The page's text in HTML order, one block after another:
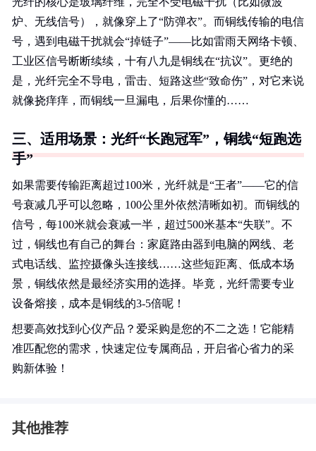
炉、无线信号），就像穿上了“防弹衣”。而铜线传输的电信
号，遇到电磁干扰就会“掉链子”——比如雷雨天网络卡顿、
工业区信号断断续续，十有八九是铜线在“抗议”。更绝的
是，光纤完全不导电，雷击、短路这些“致命伤”，对它来说
就像挠痒痒，而铜线一旦漏电，后果你懂的……
三、适用场景：光纤“长跑冠军”，铜线“短跑选
手”
如果需要传输距离超过100米，光纤就是“王者”——它的信
号衰减几乎可以忽略，100公里外依然清晰如初。而铜线的
信号，每100米就会衰减一半，超过500米基本“失联”。不
过，铜线也有自己的舞台：家庭路由器到电脑的网线、老
式电话线、监控摄像头连接线……这些短距离、低成本场
景，铜线依然是最经济实用的选择。毕竟，光纤需要专业
设备熔接，成本是铜线的3-5倍呢！
想要高效找到心仪产品？爱采购是您的不二之选！它能精
准匹配您的需求，快速定位专属商品，开启省心省力的采
购新体验！
其他推荐